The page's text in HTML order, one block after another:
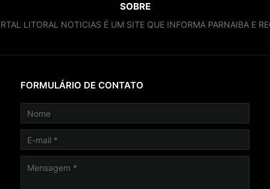
SOBRE
LITORAL NOTICIAS É UM SITE QUE INFORMA PARNAIBA E
FORMULÁRIO DE CONTATO